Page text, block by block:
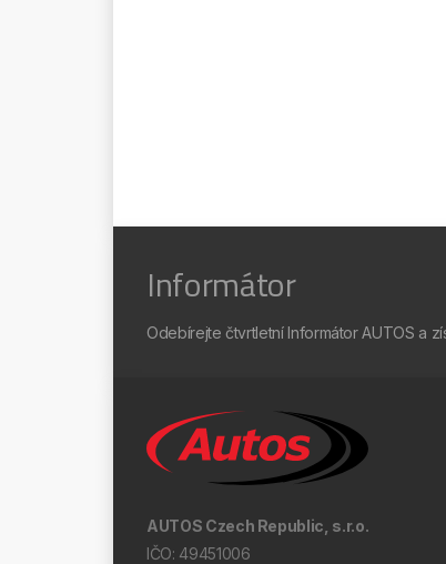
Informátor
Odebírejte čtvrtletní Informátor AUTOS a
AUTOS Czech Republic, s.r.o.
IČO: 49451006